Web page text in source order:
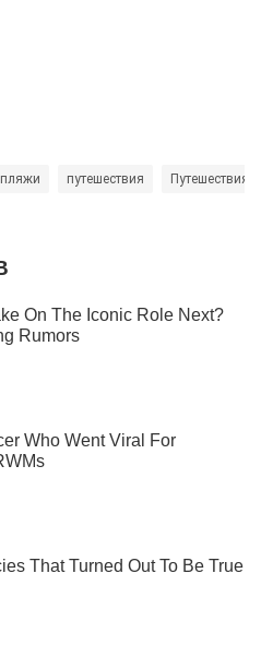
пляжи путешествия Путешествия